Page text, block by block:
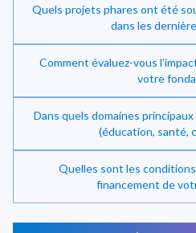
Quels projets phares ont été
dans les
Comment évaluez-vous
votre
Dans quels domaines
(éducation, santé,
Quelles sont les
financement de